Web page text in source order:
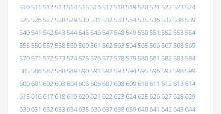
510 511 512 513 514 515 516 517 518 519 520 521 522 523 524
525 526 527 528 529 530 531 532 533 534 535 536 537 538 539
540 541 542 543 544 545 546 547 548 549 550 551 552 553 554
555 556 557 558 559 560 561 562 563 564 565 566 567 568 569
570 571 572 573 574 575 576 577 578 579 580 581 582 583 584
585 586 587 588 589 590 591 592 593 594 595 596 597 598 599
600601 602603604605606607608609610611 612613614
615616617618619620621 622623624625626627628629
630631 632633634635636637638639640641 642643644